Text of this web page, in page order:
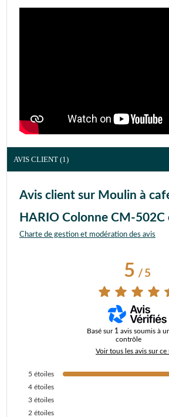
AVIS CLIENT (1)
Avis client sur Moulin à
HARIO Colonne CM-502C
Charte de gestion et modération des avis
5/ 5
Basé sur 1 avis soumis à
contrôle
Voir tous les avis sur ce
5 étoiles
4 étoiles
3 étoiles
2 étoiles